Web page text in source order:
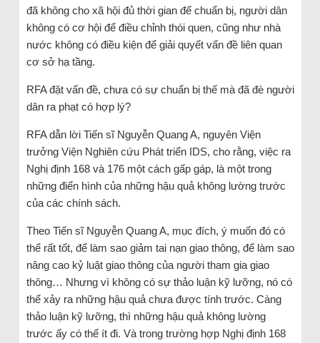
đã không cho xã hội đủ thời gian để chuẩn bị, người dân
không có cơ hội để điều chỉnh thói quen, cũng như nhà
nước không có điều kiện để giải quyết vấn đề liên quan
cơ sở hạ tầng.
RFA đặt vấn đề, chưa có sự chuẩn bị thế mà đã đè người
dân ra phạt có hợp lý?
RFA dẫn lời Tiến sĩ Nguyễn Quang A, nguyên Viện
trưởng Viện Nghiên cứu Phát triển IDS, cho rằng, việc ra
Nghị định 168 và 176 một cách gấp gáp, là một trong
những điển hình của những hậu quả không lường trước
của các chính sách.
Theo Tiến sĩ Nguyễn Quang A, mục đích, ý muốn đó có
thể rất tốt, để làm sao giảm tai nạn giao thông, để làm sao
nâng cao kỷ luật giao thông của người tham gia giao
thông… Nhưng vì không có sự thảo luận kỹ lưỡng, nó có
thể xảy ra những hậu quả chưa được tính trước. Càng
thảo luận kỹ lưỡng, thì những hậu quả không lường
trước ấy có thể ít đi. Và trong trường hợp Nghị định 168